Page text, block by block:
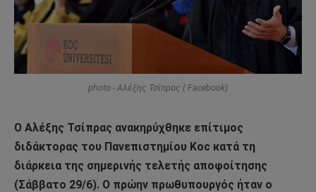
photo - Αλέξης Τσίπρας ( Facebook)
Ο Αλέξης Τσίπρας ανακηρύχθηκε επίτιμος
διδάκτορας του Πανεπιστημίου Koc κατά τη
διάρκεια της σημερινής τελετής αποφοίτησης
(Σάββατο 29/6). Ο πρώην πρωθυπουργός ήταν ο